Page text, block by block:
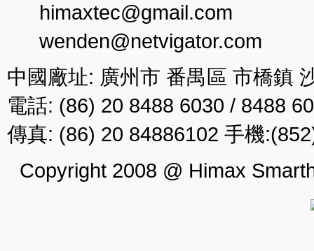
himaxtec@gmail.com
wenden@netvigator.com
中國廠址: 廣州市 番禺區 市橋鎮
電話: (86) 20 8488 6030 / 8488
傳真: (86) 20 84886102 手機
Copyright 2008 @ Himax